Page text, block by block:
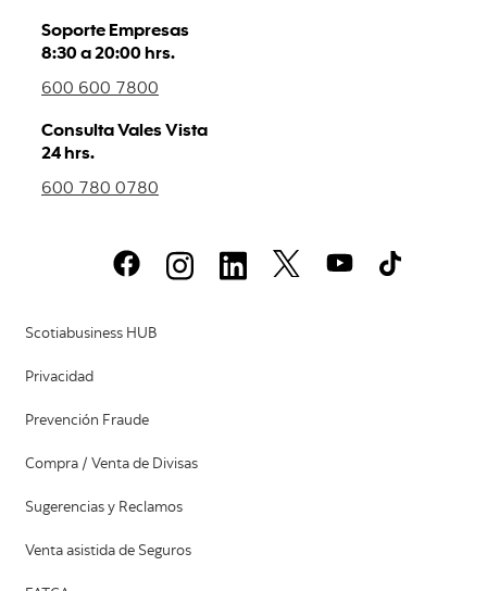
Soporte Empresas
8:30 a 20:00 hrs.
600 600 7800
Consulta Vales Vista
24 hrs.
600 780 0780
Scotiabusiness HUB
Privacidad
Prevención Fraude
Compra / Venta de Divisas
Sugerencias y Reclamos
Venta asistida de Seguros